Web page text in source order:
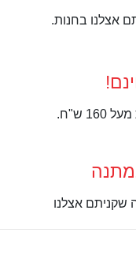
אצלנו בחנות.
ש"ח.
שקניתם אצלנו